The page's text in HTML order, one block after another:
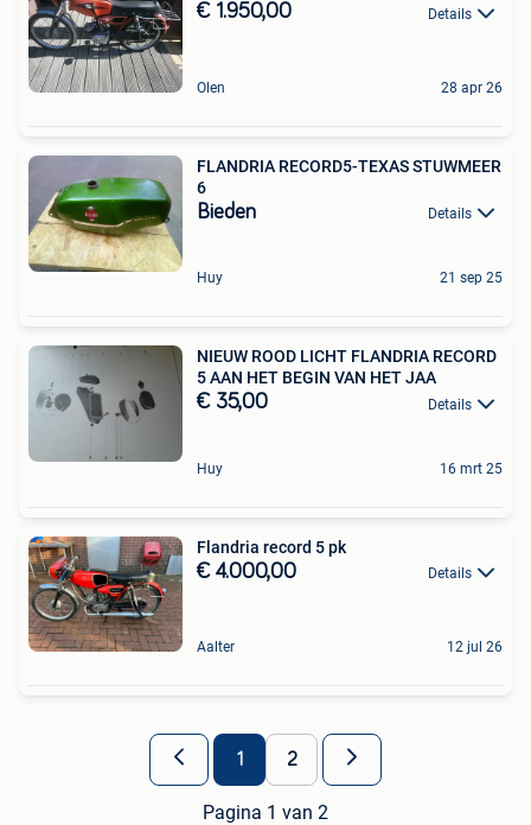
€ 1.950,00 Details
Olen 28 apr 26
FLANDRIA RECORD5-TEXAS STUWMEER
6
Bieden Details
Huy 21 sep 25
NIEUW ROOD LICHT FLANDRIA RECORD
5 AAN HET BEGIN VAN HET JAA
€ 35,00 Details
Huy 16 mrt 25
Flandria record 5 pk
€ 4.000,00 Details
Aalter 12 jul 26
1 2
Pagina 1 van 2